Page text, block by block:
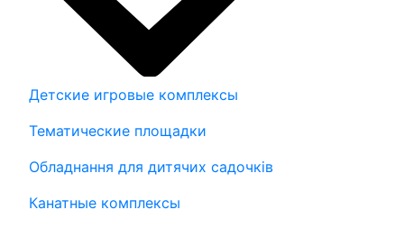
Детские игровые комплексы
Тематические площадки
Обладнання для дитячих садочків
Канатные комплексы